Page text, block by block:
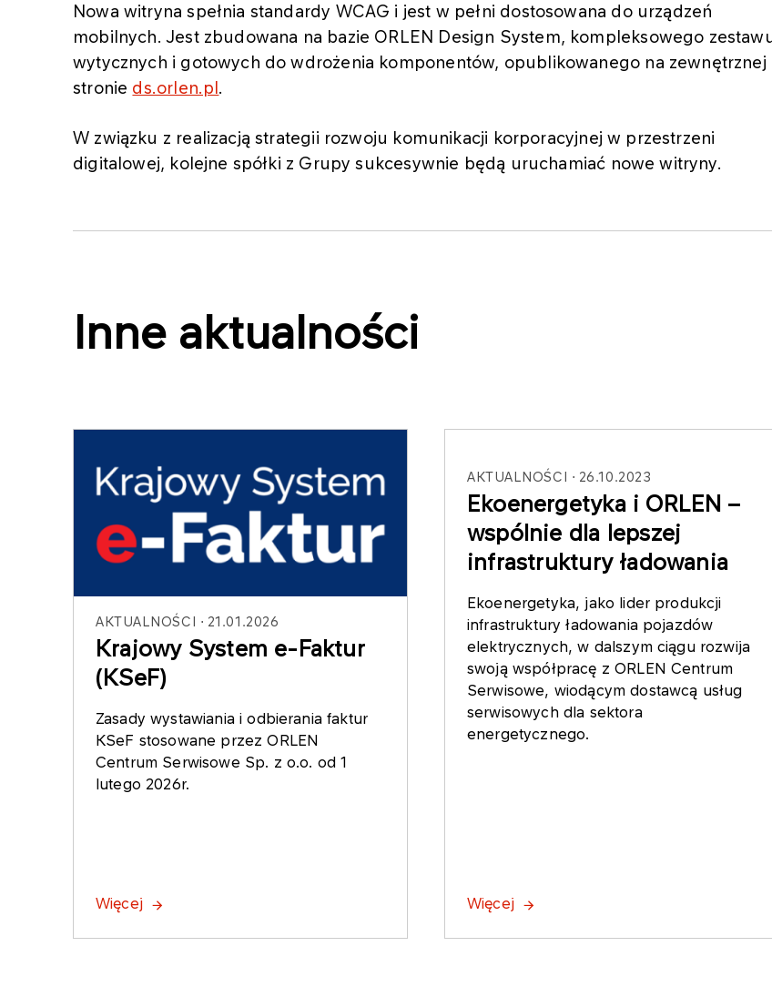
Nowa witryna spełnia standardy WCAG i jest w pełni dostosowana do urządzeń
mobilnych. Jest zbudowana na bazie ORLEN Design System, kompleksowego
wytycznych i gotowych do wdrożenia komponentów, opublikowanego na zewnętrznej
stronie ds.orlen.pl.
W związku z realizacją strategii rozwoju komunikacji korporacyjnej w przestrzeni
digitalowej, kolejne spółki z Grupy sukcesywnie będą uruchamiać nowe witryny.
Inne aktualności
AKTUALNOŚCI 21.01.2026
Krajowy System e-Faktur
(KSeF)
Zasady wystawiania i odbierania faktur
KSeF stosowane przez ORLEN
Centrum Serwisowe Sp. z o.o. od 1
lutego 2026r.
Więcej
AKTUALNOŚCI 26.10.2023
Ekoenergetyka i ORLEN –
wspólnie dla lepszej
infrastruktury ładowania
Ekoenergetyka, jako lider produkcji
infrastruktury ładowania pojazdów
elektrycznych, w dalszym ciągu rozwija
swoją współpracę z ORLEN Centrum
Serwisowe, wiodącym dostawcą usług
serwisowych dla sektora
energetycznego.
Więcej